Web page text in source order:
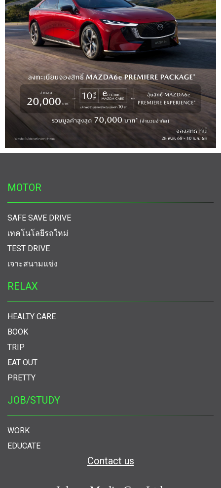
MOTOR
SAFE SAVE DRIVE
เทคโนโลยีรถใหม่
TEST DRIVE
เจาะสนามแข่ง
RELAX
HEALTY CARE
BOOK
TRIP
EAT OUT
PRETTY
JOB/STUDY
WORK
EDUCATE
Contact us